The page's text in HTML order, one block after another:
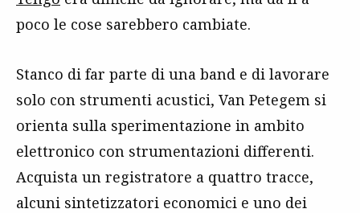
poco le cose sarebbero cambiate.
Stanco di far parte di una band e di lavorare
solo con strumenti acustici, Van Petegem si
orienta sulla sperimentazione in ambito
elettronico con strumentazioni differenti.
Acquista un registratore a quattro tracce,
alcuni sintetizzatori economici e uno dei